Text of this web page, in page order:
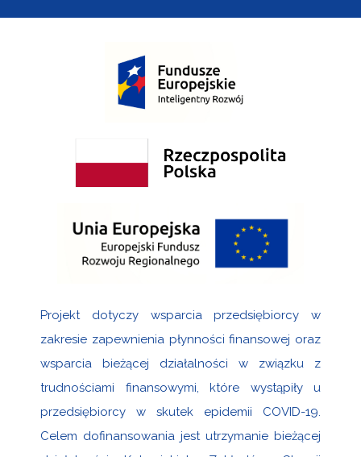
Projekt dotyczy wsparcia przedsiębiorcy w
zakresie zapewnienia płynności finansowej oraz
wsparcia bieżącej działalności w związku z
trudnościami finansowymi, które wystąpiły u
przedsiębiorcy w skutek epidemii COVID-19.
Celem dofinansowania jest utrzymanie bieżącej